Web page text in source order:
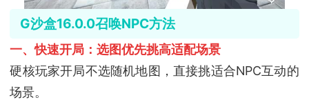
G沙盒16.0.0召唤NPC方法
一、快速开局：选图优先挑高适配场景
硬核玩家开局不选随机地图，直接挑适合NPC互动的
场景。